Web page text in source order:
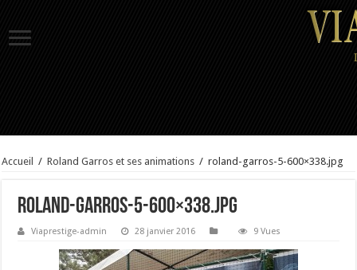
Accueil / Roland Garros et ses animations / roland-garros-5-600×338.jpg
roland-garros-5-600×338.jpg
Viaprestige-admin 28 janvier 2016 9 Vues